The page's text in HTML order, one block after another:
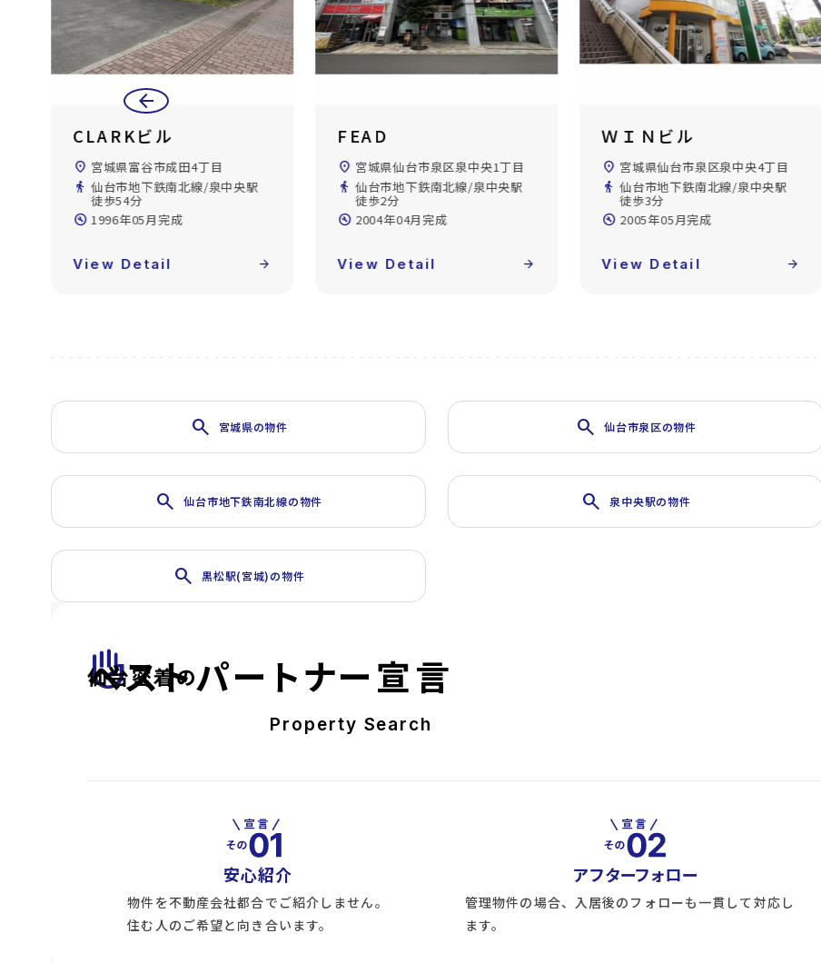
arrow_back
FEAD
location_on 宮城県仙台市泉区泉中央1丁目
directions_walk 仙台市地下鉄南北線/泉中央駅
徒歩2分
build_circle 2004年04月完成
View Detail arrow_forward
ＷＩＮビル
location_on 宮城県仙台市泉区泉中央4丁目
directions_walk 仙台市地下鉄南北線/泉中央駅
徒歩3分
build_circle 2005年05月完成
View Detail arrow_forward
トラストセンタービル
location_on 宮城県仙台市泉区泉中央1丁目
directions_walk 仙台市地下鉄南北線/泉中央駅
徒歩2分
build_circle 1991年11月完成
View Detail arrow_forward
search 宮城県の物件 search 仙台市泉区の物件
search 仙台市地下鉄南北線の物件 search 泉中央駅の物件
search 黒松駅(宮城)の物件
front_hand
仙台密着の
ベストパートナー宣言
Property Search
安心紹介
物件を不動産会社都合でご紹介しません。
住む人のご希望と向き合います。
アフターフォロー
管理物件の場合、入居後のフォローも一貫して対応し
ます。